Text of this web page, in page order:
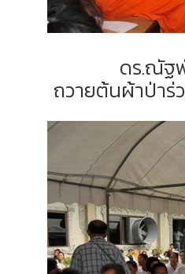
ดร.ณัฐ
ถวายต้นผ้าป่า